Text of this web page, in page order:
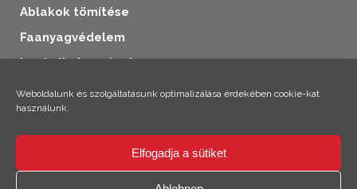
Weboldalunk és szolgáltatásunk optimalizálása érdekében cookie-kat
használunk.
Elfogadja a sütiket
Ablakok tömítése
Faanyagvédelem
Ipari alkalmazások
További termékek
Szia! Climo vagyok!